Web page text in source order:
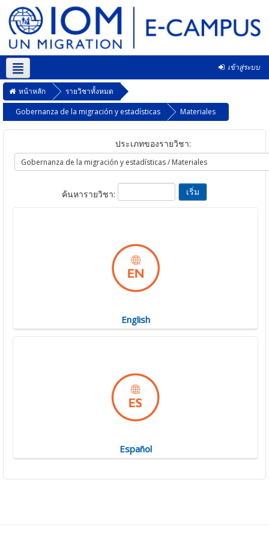
เข้าสู่ระบบ
Thai ‎(th)‎
หน้าหลัก
รายวิชาทั้งหมด
Gobernanza de la migración y estadísticas
Materiales
ประเภทของรายวิชา:
ค้นหารายวิชา:
English
Español